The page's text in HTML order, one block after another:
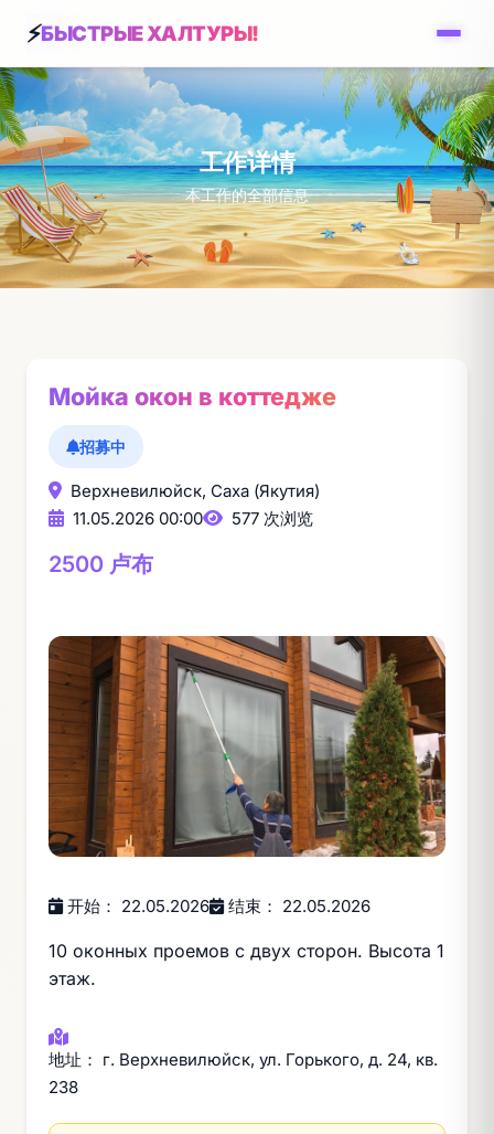
БЫСТРЫЕ ХАЛТУРЫ!
工作详情
本工作的全部信息
Мойка окон в коттедже
招募中
Верхневилюйск, Саха (Якутия)
11.05.2026 00:00
577 次浏览
2500 卢布
开始： 22.05.2026 结束： 22.05.2026
10 оконных проемов с двух сторон. Высота 1
этаж.
地址： г. Верхневилюйск, ул. Горького, д. 24, кв.
238